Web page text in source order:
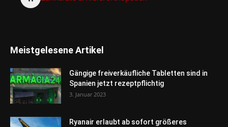
Meistgelesene Artikel
Gängige freiverkäufliche Tabletten sind in
Spanien jetzt rezeptpflichtig
3. Januar 2023
Ryanair erlaubt ab sofort größeres